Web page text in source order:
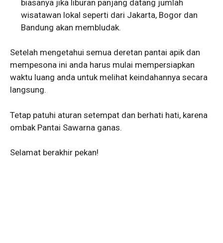
biasanya jika liburan panjang datang jumlah
wisatawan lokal seperti dari Jakarta, Bogor dan
Bandung akan membludak.
Setelah mengetahui semua deretan pantai apik dan
mempesona ini anda harus mulai mempersiapkan
waktu luang anda untuk melihat keindahannya secara
langsung.
Tetap patuhi aturan setempat dan berhati hati, karena
ombak Pantai Sawarna ganas.
Selamat berakhir pekan!